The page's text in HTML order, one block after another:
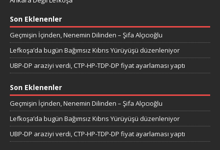
Son Eklenenler
Geçmişin İçinden, Nenemin Dilinden – Şifa Alçıcıoğlu
Lefkoşa’da bugün Bağımsız Kıbrıs Yürüyüşü düzenleniyor
UBP-DP araziyi verdi, CTP-HP-TDP-DP fiyat ayarlaması yaptı
Son Eklenenler
Geçmişin İçinden, Nenemin Dilinden – Şifa Alçıcıoğlu
Lefkoşa’da bugün Bağımsız Kıbrıs Yürüyüşü düzenleniyor
UBP-DP araziyi verdi, CTP-HP-TDP-DP fiyat ayarlaması yaptı